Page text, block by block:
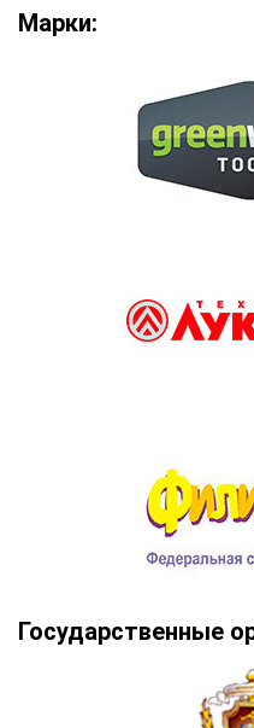
Марки:
Государственные